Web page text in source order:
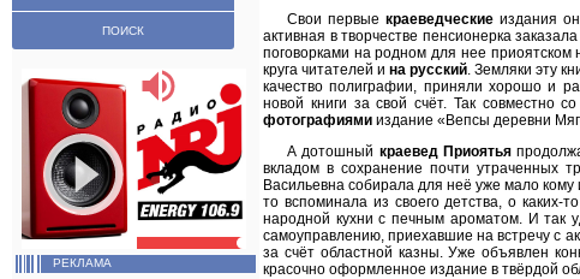
ПОИСК
РЕКЛАМА
Свои первые краеведческиеиздания
активная в творчестве пенсионерка
поговорками на родном для нее приоятском
круга читателей ина русский. Земляки эту
качество полиграфии, приняли хорошо и
новой книги за свой счёт. Так совместно
фотографиями издание «Вепсы деревни
А дотошный краевед Приоятья
вкладом в сохранение почти утраченных
Васильевна собирала для неё уже мало
то вспоминала из своего детства, о
народной кухни с печным ароматом. И так
самоуправлению, приехавшие на встречу с
за счёт областной казны. Уже объявлен
красочно оформленное издание в твёрдой